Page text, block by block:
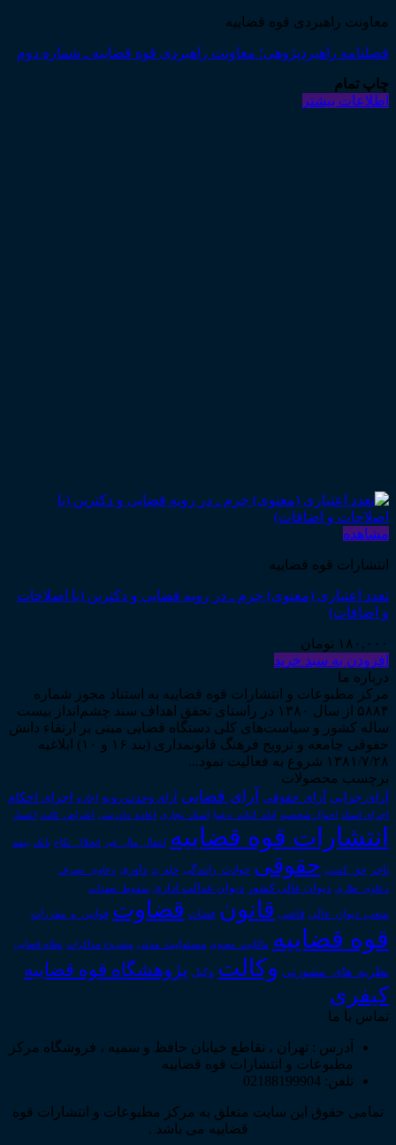
معاونت راهبردی قوه قضاییه
فصلنامه راهبردپژوهی؛ معاونت راهبردی قوه قضاییه ـ شماره دوم
چاپ تمام
اطلاعات بیشتر
مشاهده
انتشارات قوه قضاییه
تعدد اعتباری (معنوی) جرم ـ در رویه قضایی و دکترین (با اصلاحات
و اضافات)
۱۸۰,۰۰۰ تومان
افزودن به سبد خرید
درباره ما
مرکز مطبوعات و انتشارات قوه قضاییه به استناد مجوز شماره
۵۸۸۴ از سال ۱۳۸۰ در راستای تحقق اهداف سند چشم‌انداز بیست
ساله کشور و سیاست‌های کلی دستگاه قضایی مبنی بر ارتقاء دانش
حقوقی جامعه و ترویج فرهنگ قانونمداری (بند ۱۶ و ۱۰) ابلاغیه
۱۳۸۱/۷/۲۸ شروع به فعالیت نمود...
برچسب محصولات
آرای جزایی آرای حقوقی آرای قضایی آرای وحدت رویه اجاره اجرای احکام
اجرای اسناد احوال شخصیه ادله_اثبات_دعوا اسناد_تجاری اعاده_دادرسی اعتراض_ثالث اعسار
انتشارات قوه قضاییه انتقال_مال_غیر انحلال_نکاح بانک بیمه
تاجر حق_کسب حقوقی حوادث_رانندگی خلع_ید داوری دعاوی_تصرف
دعاوی_طاری دیوان عالی کشور دیوان عدالت اداری سقوط_تعهدات
شعب_دیوان_عالی قاضی قانون قضات قضاوت قوانین_و_مقررات
قوه قضاییه مالکیت_معنوی مسئولیت_مدنی مشروح مذاکرات نظام قضایی
نظریه_های_مشورتی وکالت وکیل پژوهشگاه قوه قضاییه
کیفری
تماس با ما
آدرس : تهران ، تقاطع خیابان حافظ و سمیه ، فروشگاه مرکز
مطبوعات و انتشارات قوه قضاییه
تلفن: 02188199904
تمامی حقوق این سایت متعلق به مرکز مطبوعات و انتشارات قوه
قضاییه می باشد .